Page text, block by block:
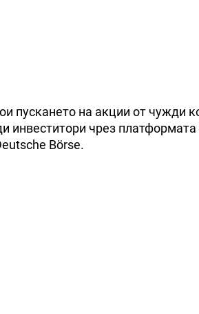
пускането на акции от чужди
инвеститори чрез платформата
Börse.